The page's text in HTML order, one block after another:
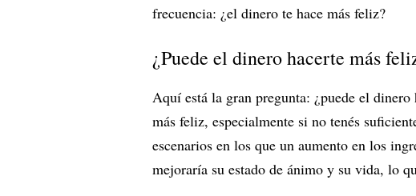
frecuencia: ¿el dinero te hace más feliz?
¿Puede el dinero hacerte más
Aquí está la gran pregunta: ¿puede el
más feliz, especialmente si no tenés
escenarios en los que un aumento en los
mejoraría su estado de ánimo y su vida, lo